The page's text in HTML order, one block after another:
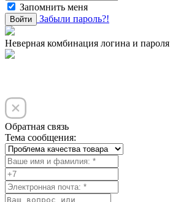
Запомнить меня
Войти Забыли пароль?!
Неверная комбинация логина и пароля
Обратная связь
Тема сообщения: